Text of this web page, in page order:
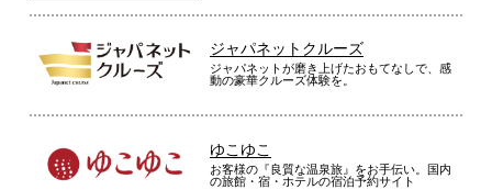
ジャパネットクルーズ
ジャパネットが磨き上げたおもてなしで、感
動の豪華クルーズ体験を。
ゆこゆこ
お客様の『良質な温泉旅』をお手伝い。国内
の旅館・宿・ホテルの宿泊予約サイト